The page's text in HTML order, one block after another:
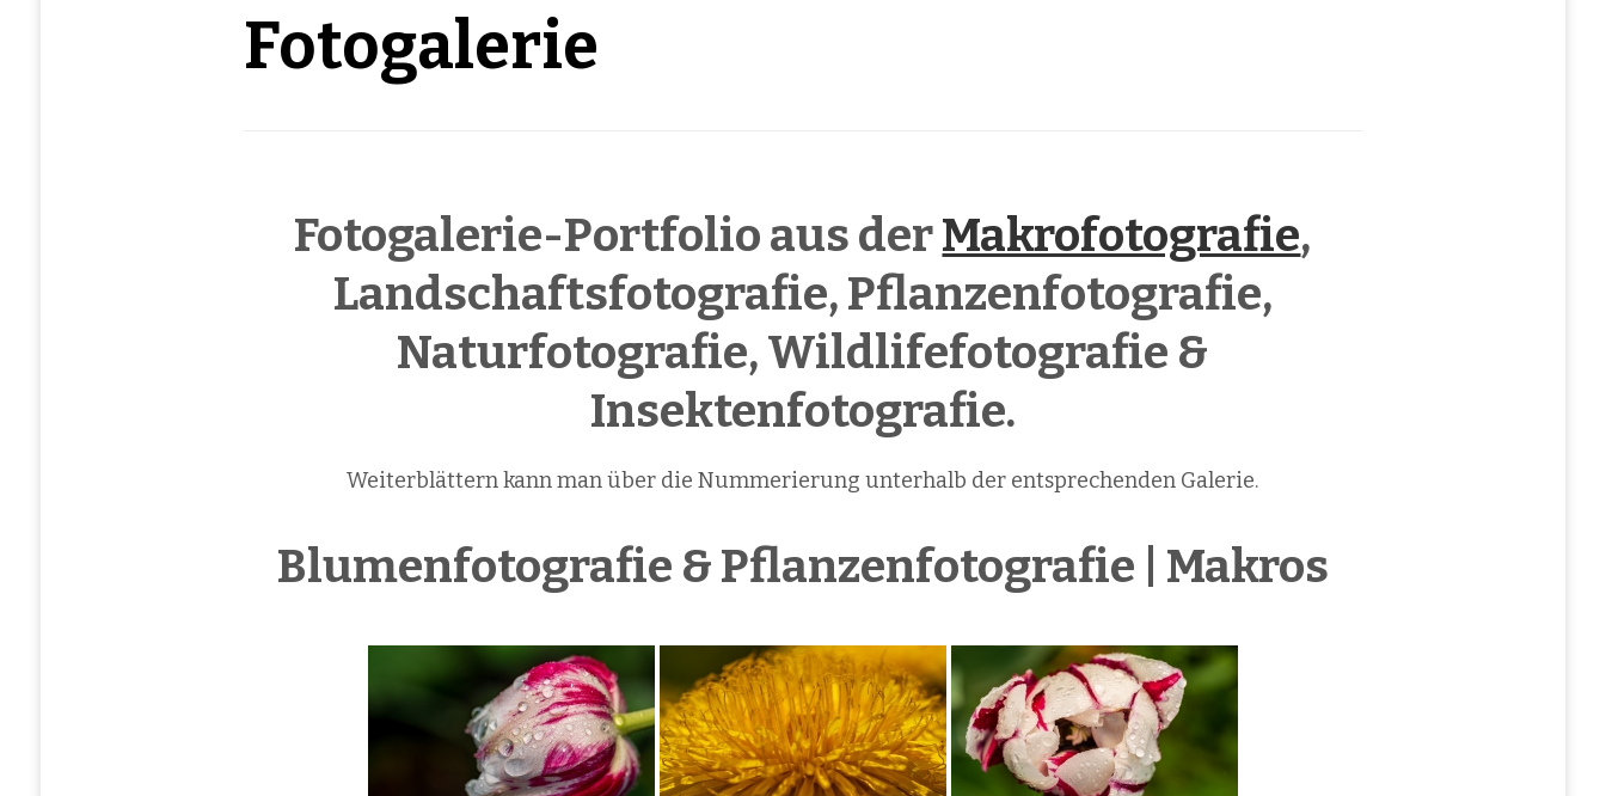
Fotogalerie
Fotogalerie-Portfolio aus derMakrofotografie,
Landschaftsfotografie, Pflanzenfotografie,
Naturfotografie, Wildlifefotografie &
Insektenfotografie.
Weiterblättern kann man über die Nummerierung unterhalb der entsprechenden Galerie.
Blumenfotografie & Pflanzenfotografie | Makros